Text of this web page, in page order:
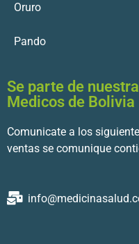
Oruro
Pando
Se parte de
Medicos de Bolivia
Comunicate a los
ventas se comunique